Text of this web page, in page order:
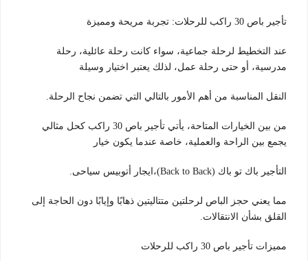
تأجير باص 30 راكب للرحلات: تجربة مريحة ومميزة
عند التخطيط لرحلة جماعية، سواء كانت رحلة عائلية، رحلة
مدرسية، أو حتى رحلة عمل، لذلك يعتبر اختيار وسيلة
النقل المناسبة من أهم الأمور بالتالي التي تضمن نجاح الرحلة.
من بين الخيارات المتاحة، يأتي تأجير باص 30 راكب كحل مثالي
يجمع بين الراحة والعملية، خاصة عندما يكون خيار
التأجير باك تو باك (Back to Back)،ايجار أتوبيس سياحى.
مما يعني حجز الباص لرحلتين متتاليتين ذهابًا وإيابًا دون الحاجة إلى
القلق بشأن الانتقالات.
مميزات تأجير باص 30 راكب للرحلات